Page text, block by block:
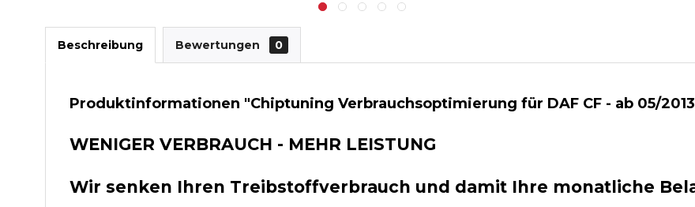
Beschreibung Bewertungen 0
Produktinformationen "Chiptuning Verbrauchsoptimierung für DAF CF - ab 05/2013
WENIGER VERBRAUCH - MEHR LEISTUNG
Wir senken Ihren Treibstoffverbrauch und damit Ihre monatliche